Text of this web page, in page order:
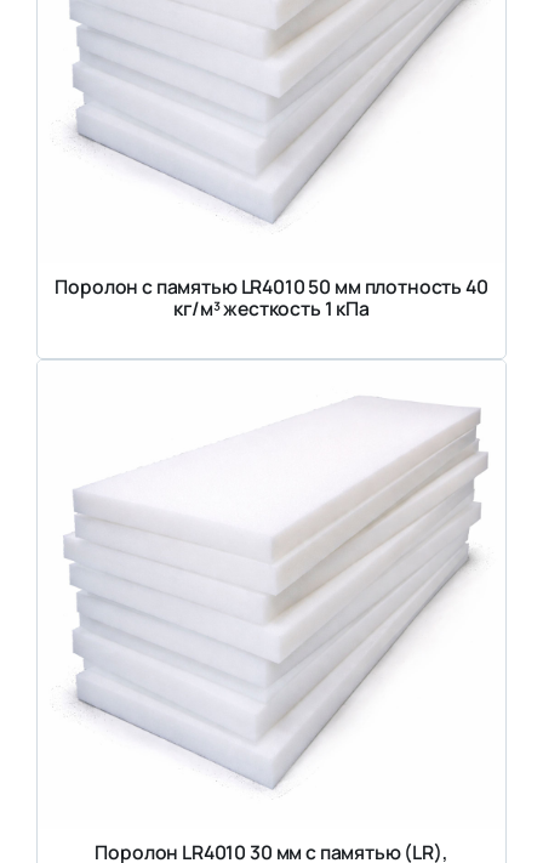
Поролон с памятью LR4010 50 мм плотность 40
кг/м³ жесткость 1 кПа
Поролон LR4010 30 мм с памятью (LR),